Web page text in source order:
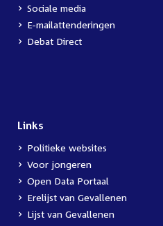
Sociale media
E-mailattenderingen
Debat Direct
Links
Politieke websites
Voor jongeren
Open Data Portaal
Erelijst van Gevallenen
Lijst van Gevallenen